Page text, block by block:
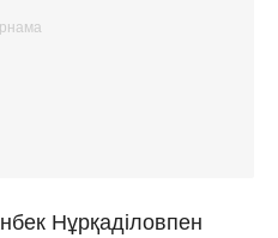
Нұрқаділовпен